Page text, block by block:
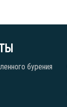
бурения